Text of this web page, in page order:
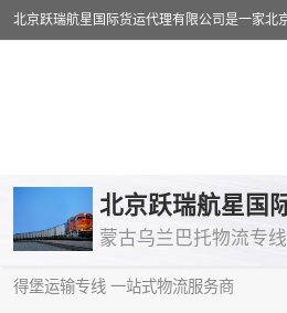
蒙古乌兰巴托物流专线
得堡运输专线 一站式物流服务商
乌兰巴托物流专线
乌兰巴托公路运输
中欧班列